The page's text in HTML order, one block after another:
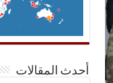
أحدث المقالات